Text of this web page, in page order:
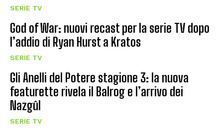
SERIE TV
God of War: nuovi recast per la serie TV dopo
l’addio di Ryan Hurst a Kratos
SERIE TV
Gli Anelli del Potere stagione 3: la nuova
featurette rivela il Balrog e l’arrivo dei
Nazgûl
SERIE TV